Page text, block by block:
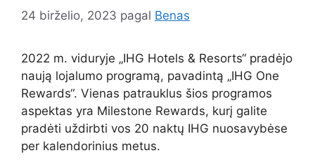
24 birželio, 2023 pagal Benas
2022 m. viduryje „IHG Hotels & Resorts“ pradėjo
naują lojalumo programą, pavadintą „IHG One
Rewards“. Vienas patrauklus šios programos
aspektas yra Milestone Rewards, kurį galite
pradėti uždirbti vos 20 naktų IHG nuosavybėse
per kalendorinius metus.